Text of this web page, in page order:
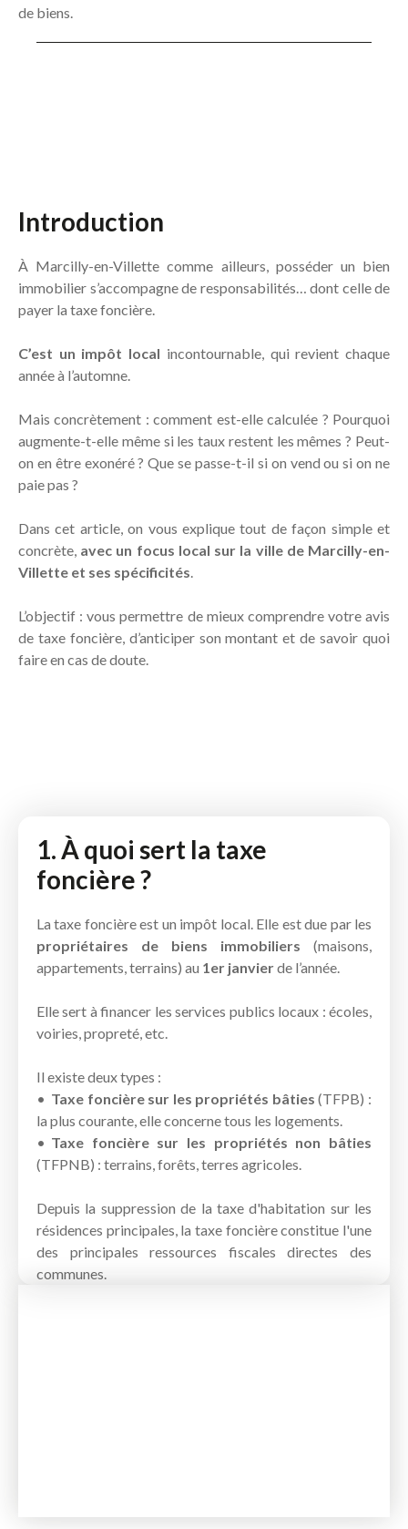
de biens.
Introduction
À Marcilly-en-Villette comme ailleurs, posséder un bien
immobilier s’accompagne de responsabilités… dont celle de
payer la taxe foncière.
C’est un impôt local incontournable, qui revient chaque
année à l’automne.
Mais concrètement : comment est-elle calculée ? Pourquoi
augmente-t-elle même si les taux restent les mêmes ? Peut-
on en être exonéré ? Que se passe-t-il si on vend ou si on ne
paie pas ?
Dans cet article, on vous explique tout de façon simple et
concrète, avec un focus local sur la ville de Marcilly-en-
Villette et ses spécificités.
L’objectif : vous permettre de mieux comprendre votre avis
de taxe foncière, d’anticiper son montant et de savoir quoi
faire en cas de doute.
1. À quoi sert la taxe
foncière ?
La taxe foncière est un impôt local. Elle est due par les
propriétaires de biens immobiliers (maisons,
appartements, terrains) au 1er janvierde l’année.
Elle sert à financer les services publics locaux : écoles,
voiries, propreté, etc.
Il existe deux types :
Taxe foncière sur les propriétés bâties (TFPB) :
la plus courante, elle concerne tous les logements.
Taxe foncière sur les propriétés non bâties
(TFPNB) : terrains, forêts, terres agricoles.
Depuis la suppression de la taxe d'habitation sur les
résidences principales, la taxe foncière constitue l'une
des principales ressources fiscales directes des
communes.